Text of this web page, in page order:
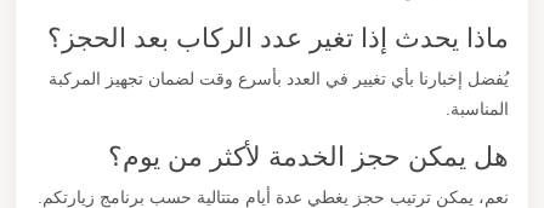
ماذا يحدث إذا تغير عدد الركاب بعد الحجز؟
يُفضل إخبارنا بأي تغيير في العدد بأسرع وقت لضمان تجهيز المركبة
المناسبة.
هل يمكن حجز الخدمة لأكثر من يوم؟
نعم، يمكن ترتيب حجز يغطي عدة أيام متتالية حسب برنامج زيارتكم.